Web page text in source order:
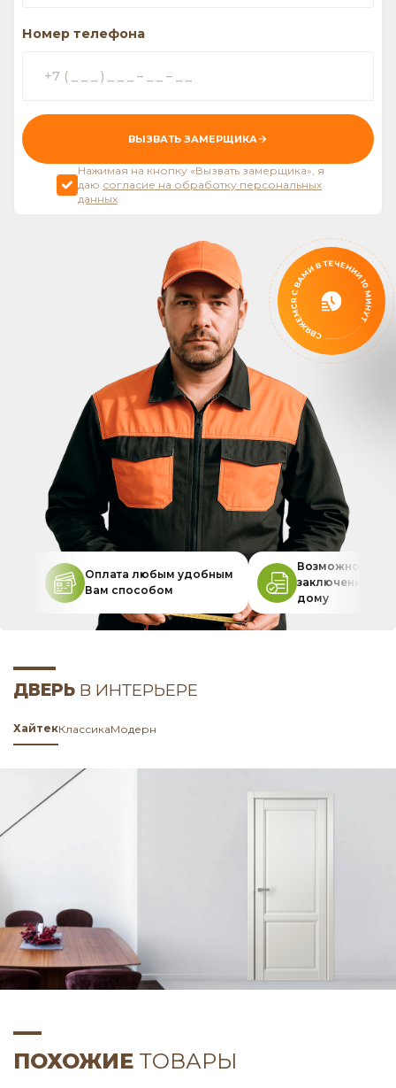
Номер телефона
ВЫЗВАТЬ ЗАМЕРЩИКА
Нажимая на кнопку «Вызвать замерщика», я
даю согласие на обработку персональных
данных
Оплата любым удобным
Вам способом
Возможность
заключения
дому
ДВЕРЬ В ИНТЕРЬЕРЕ
ХайтекКлассикаМодерн
ПОХОЖИЕ ТОВАРЫ